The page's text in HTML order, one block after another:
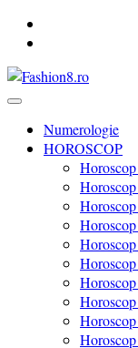
Revista Fashion8.ro
Numerologie
HOROSCOP